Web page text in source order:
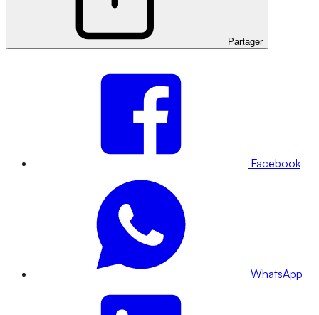
Partager
Facebook
WhatsApp